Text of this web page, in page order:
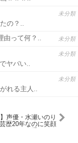
未分類
の？..
未分類
って何？..
未分類
ヤバい..
未分類
れる主人..
】声優・水瀬いのり
歴20年なのに笑顔